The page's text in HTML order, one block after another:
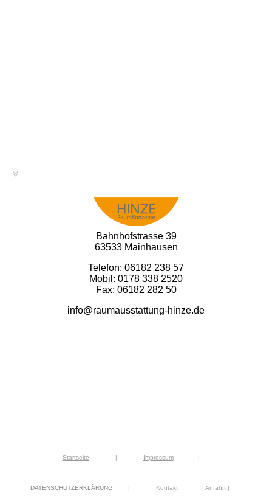
Bahnhofstrasse 39
63533 Mainhausen
Telefon: 06182 238 57
Mobil: 0178 338 2520
Fax: 06182 282 50
info@raumausstattung-hinze.de
Startseite | Impressum |
DATENSCHUTZERKLÄRUNG | Kontakt | Anfahrt |